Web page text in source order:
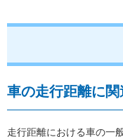
車の走行距離に
走行距離における車の一